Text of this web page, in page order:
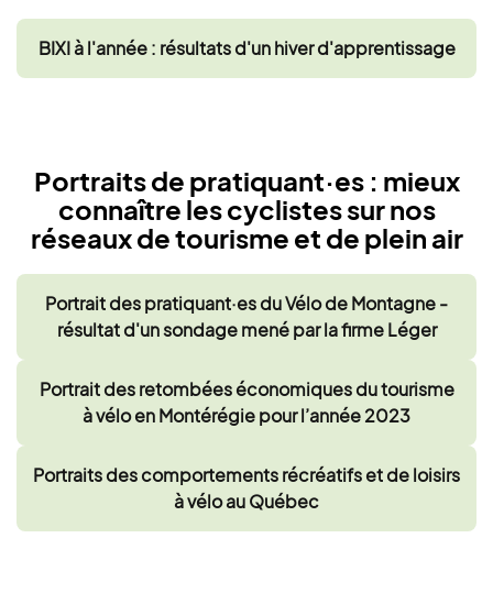
BIXI à l'année : résultats d'un hiver d'apprentissage
Portraits de pratiquant·es : mieux
connaître les cyclistes sur nos
réseaux de tourisme et de plein air
Portrait des pratiquant·es du Vélo de Montagne -
résultat d'un sondage mené par la firme Léger
Portrait des retombées économiques du tourisme
à vélo en Montérégie pour l’année 2023
Portraits des comportements récréatifs et de loisirs
à vélo au Québec